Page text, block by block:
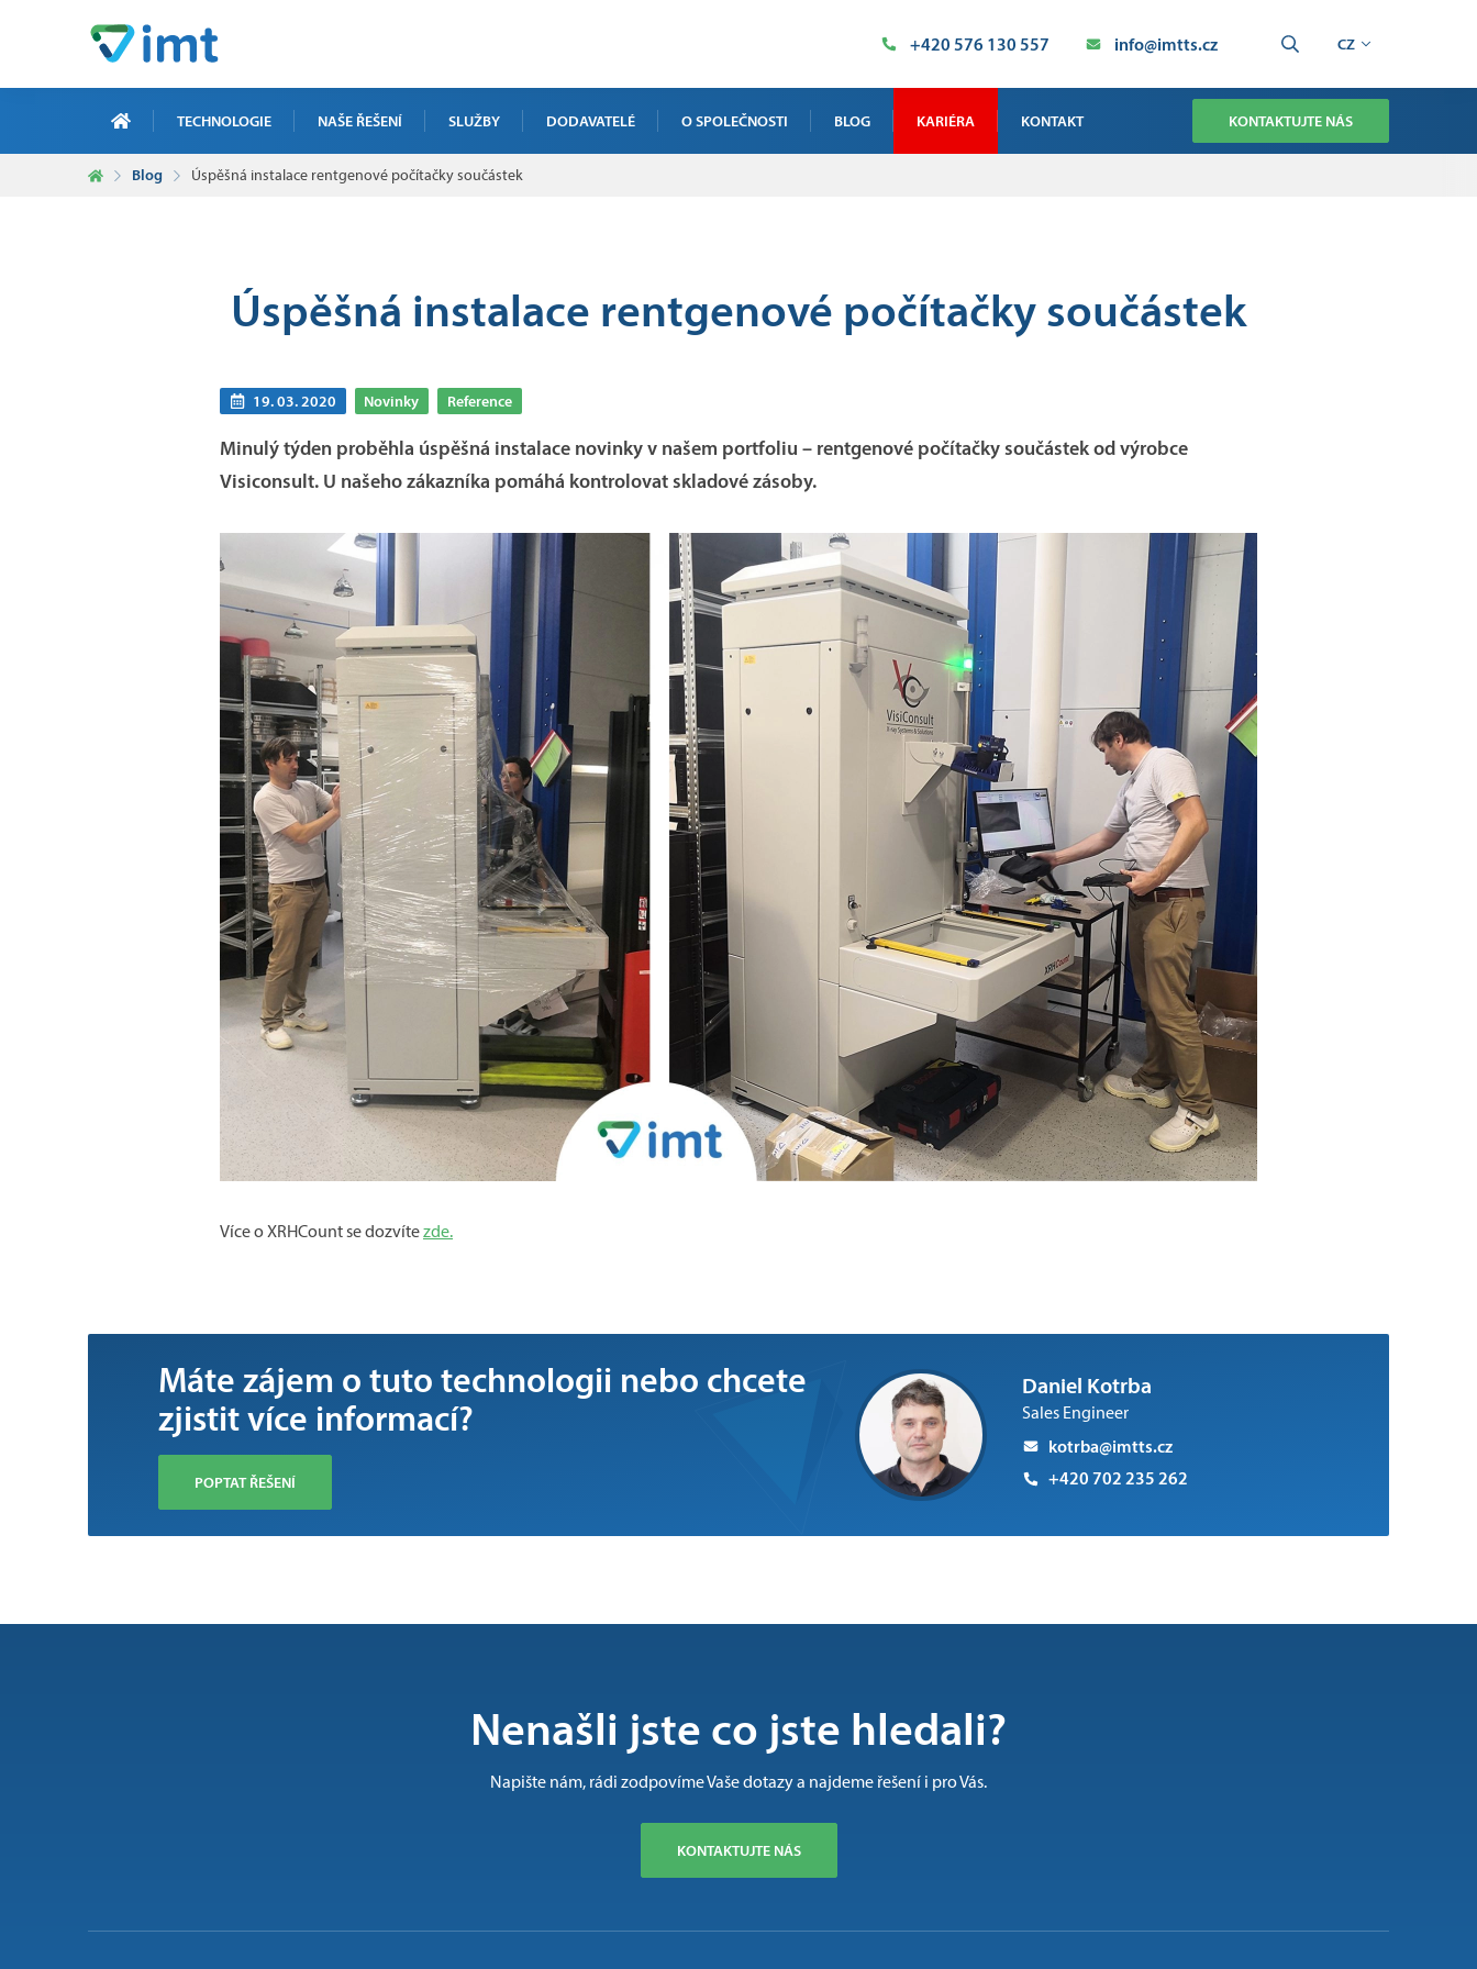
+420 576 130 557 info@imtts.cz CZ
TECHNOLOGIE NAŠE ŘEŠENÍ SLUŽBY
ZAKÁZKOVÁ RTG INSPEKCE
SERVIS, KALIBRACE A ŠKOLENÍ
DODAVATELÉ O SPOLEČNOSTI
CERTIFIKÁTY
DOTACE
BLOG KARIÉRA KONTAKT
VÝROBA
KONTAKTUJTE NÁS
Blog Úspěšná instalace rentgenové počítačky součástek
Úspěšná instalace rentgenové počítačky součástek
19. 03. 2020 Novinky Reference
Minulý týden proběhla úspěšná instalace novinky v našem portfoliu – rentgenové počítačky součástek od výrobce
Visiconsult. U našeho zákazníka pomáhá kontrolovat skladové zásoby.
Více o XRHCount se dozvítezde.
Máte zájem o tuto technologii nebo chcete
zjistit více informací?
POPTAT ŘEŠENÍ
Daniel Kotrba
Sales Engineer
kotrba@imtts.cz
+420 702 235 262
Nenašli jste co jste hledali?
Napište nám, rádi zodpovíme Vaše dotazy a najdeme řešení i pro Vás.
KONTAKTUJTE NÁS